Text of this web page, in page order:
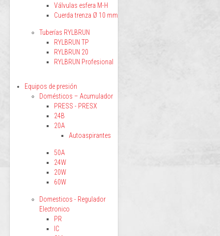
Válvulas esfera M-H
Cuerda trenza Ø 10 mm
Tuberías RYLBRUN
RYLBRUN TP
RYLBRUN 20
RYLBRUN Profesional
Equipos de presión
Domésticos – Acumulador
PRESS - PRESX
24B
20A
Autoaspirantes
50A
24W
20W
60W
Domesticos - Regulador
Electronico
PR
IC